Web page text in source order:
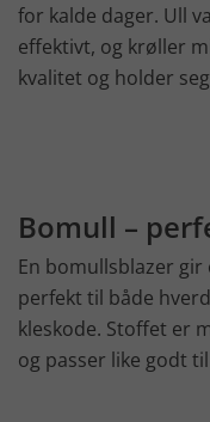
for kalde dager. Ull
effektivt, og krøller
kvalitet og holder
Bomull –
En bomullsblazer gir
perfekt til både
kleskode. Stoffet er
og passer like godt